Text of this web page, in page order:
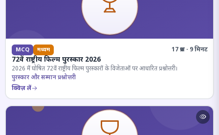
MCQ मध्यम 17 प्रश्न · 9 मिनट
72वें राष्ट्रीय फिल्म पुरस्कार 2026
2026 में घोषित 72वें राष्ट्रीय फिल्म पुरस्कारों के विजेताओं पर आधारित प्रश्नोत्तरी।
पुरस्कार और सम्मान प्रश्नोत्तरी
क्विज़ लें